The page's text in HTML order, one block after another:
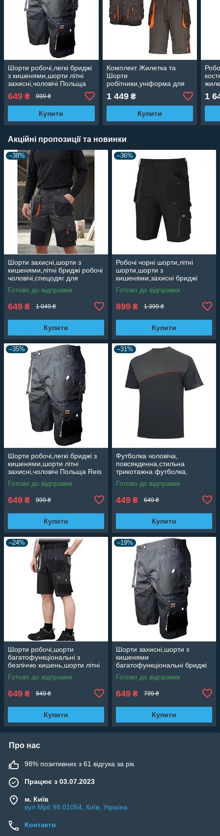
Шорти робочі,легкі бриджі
з кишенями,шорти літні
захисні,чоловічі Польща
649 ₴ 999 ₴
Купити
Комплект Жилетка та
Шорти
робітники,уніформа для
комплект,жилетка з
кишенями Classic Польща
1 449₴
Купити
1
Акційні пропозиції та новинки
–38%
Шорти захисні,шорти з
кишенями,літні бриджі робочі
чоловічі,спецодяг для
працівників,чоловіча
роба,уніформа Foreco Reis
Готово до відправки
649 ₴ 1 049 ₴
Купити
–36%
Робочі чорні шорти,літні
шорти,шорти з
кишенями,захисні бриджі
робочі чоловічі Польща
CLASSIC 100 SLIM
Готово до відправки
899 ₴ 1 399 ₴
Купити
–35%
Шорти робочі,легкі бриджі з
кишенями,шорти літні
захисні,чоловічі Польща Reis
Foreco
Готово до відправки
649 ₴ 999 ₴
Купити
–31%
Футболка чоловіча,
повсякденна,стильна
трикотажна футболка,
високоякісна бавовна
CLASSIC темно графітова
Готово до відправки
449 ₴ 649 ₴
Купити
–24%
Шорти робочі,шорти
багатофункціональні з
безліччю кишень,шорти літні
захисні,чоловіки Польща
Foreco S
Готово до відправки
649 ₴ 849 ₴
Купити
–19%
Шорти захисні,шорти з
кишенями
багатофункціональні бриджі
чоловічі,спецодяг для
працівників,чоловіча
роба,уніформа Reis Foreco
Готово до відправки
649 ₴ 799 ₴
Купити
Про нас
98% позитивних з 61 відгука за рік
Працює з 03.07.2023
м. Київ
вул Мрії 98 01054, Київ, Україна
Контакти